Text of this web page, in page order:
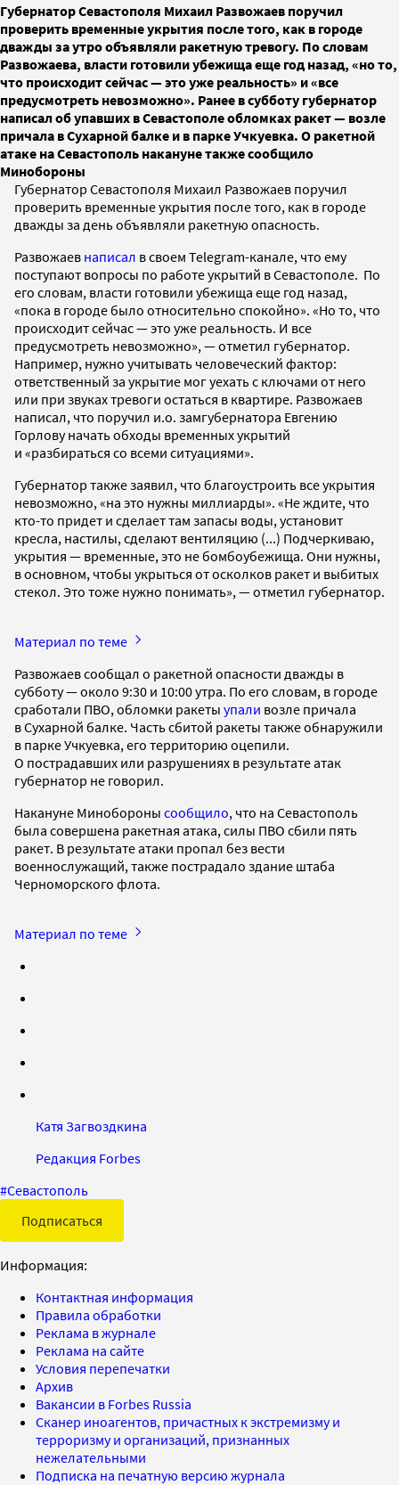
Губернатор Севастополя Михаил Развожаев поручил
проверить временные укрытия после того, как в городе
дважды за утро объявляли ракетную тревогу. По словам
Развожаева, власти готовили убежища еще год назад, «но то,
что происходит сейчас — это уже реальность» и «все
предусмотреть невозможно». Ранее в субботу губернатор
написал об упавших в Севастополе обломках ракет — возле
причала в Сухарной балке и в парке Учкуевка. О ракетной
атаке на Севастополь накануне также сообщило
Минобороны
Губернатор Севастополя Михаил Развожаев поручил
проверить временные укрытия после того, как в городе
дважды за день объявляли ракетную опасность.
Развожаев написал в своем Telegram-канале, что ему
поступают вопросы по работе укрытий в Севастополе. По
его словам, власти готовили убежища еще год назад,
«пока в городе было относительно спокойно». «Но то, что
происходит сейчас — это уже реальность. И все
предусмотреть невозможно», — отметил губернатор.
Например, нужно учитывать человеческий фактор:
ответственный за укрытие мог уехать с ключами от него
или при звуках тревоги остаться в квартире. Развожаев
написал, что поручил и.о. замгубернатора Евгению
Горлову начать обходы временных укрытий
и «разбираться со всеми ситуациями».
Губернатор также заявил, что благоустроить все укрытия
невозможно, «на это нужны миллиарды». «Не ждите, что
кто-то придет и сделает там запасы воды, установит
кресла, настилы, сделают вентиляцию (...) Подчеркиваю,
укрытия — временные, это не бомбоубежища. Они нужны,
в основном, чтобы укрыться от осколков ракет и выбитых
стекол. Это тоже нужно понимать», — отметил губернатор.
Материал по теме
Развожаев сообщал о ракетной опасности дважды в
субботу — около 9:30 и 10:00 утра. По его словам, в городе
сработали ПВО, обломки ракеты упали возле причала
в Сухарной балке. Часть сбитой ракеты также обнаружили
в парке Учкуевка, его территорию оцепили.
О пострадавших или разрушениях в результате атак
губернатор не говорил.
Накануне Минобороны сообщило, что на Севастополь
была совершена ракетная атака, силы ПВО сбили пять
ракет. В результате атаки пропал без вести
военнослужащий, также пострадало здание штаба
Черноморского флота.
Материал по теме
Катя Загвоздкина
Редакция Forbes
#Севастополь
Подписаться
Информация:
Контактная информация
Правила обработки
Реклама в журнале
Реклама на сайте
Условия перепечатки
Архив
Вакансии в Forbes Russia
Сканер иноагентов, причастных к экстремизму и
терроризму и организаций, признанных
нежелательными
Подписка на печатную версию журнала